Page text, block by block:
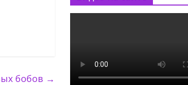
бобов →